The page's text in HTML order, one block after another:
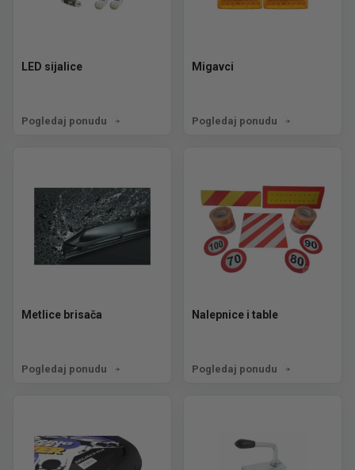
LED sijalice
Pogledaj ponudu
Migavci
Pogledaj ponudu
Metlice brisača
Pogledaj ponudu
Nalepnice i table
Pogledaj ponudu